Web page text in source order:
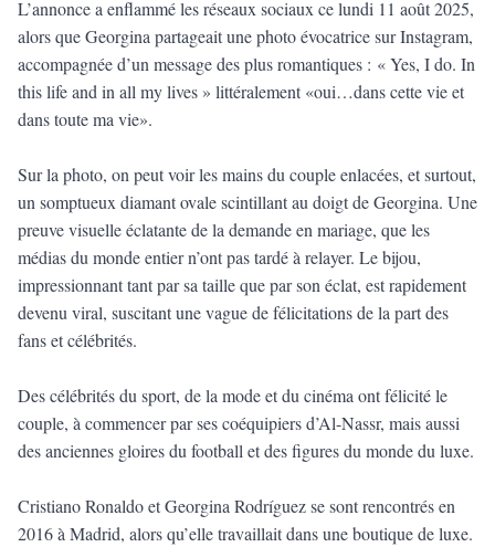
L’annonce a enflammé les réseaux sociaux ce lundi 11 août 2025,
alors que Georgina partageait une photo évocatrice sur Instagram,
accompagnée d’un message des plus romantiques : « Yes, I do. In
this life and in all my lives » littéralement «oui…dans cette vie et
dans toute ma vie».
Sur la photo, on peut voir les mains du couple enlacées, et surtout,
un somptueux diamant ovale scintillant au doigt de Georgina. Une
preuve visuelle éclatante de la demande en mariage, que les
médias du monde entier n’ont pas tardé à relayer. Le bijou,
impressionnant tant par sa taille que par son éclat, est rapidement
devenu viral, suscitant une vague de félicitations de la part des
fans et célébrités.
Des célébrités du sport, de la mode et du cinéma ont félicité le
couple, à commencer par ses coéquipiers d’Al-Nassr, mais aussi
des anciennes gloires du football et des figures du monde du luxe.
Cristiano Ronaldo et Georgina Rodríguez se sont rencontrés en
2016 à Madrid, alors qu’elle travaillait dans une boutique de luxe.